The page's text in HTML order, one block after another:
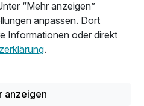
angepasste
von 16:00 Uhr bis 21:00
Umgestaltung unseres
ist eine neue exklusive
Natur zu bringen. Vier
“Mehr anzeigen”
anpassen. Dort
Informationen oder direkt
.
anzeigen